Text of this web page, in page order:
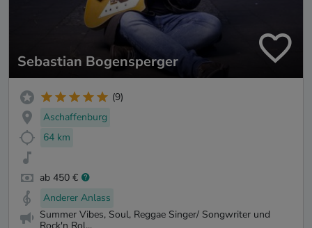
Sebastian Bogensperger
(9)
Aschaffenburg
64 km
ab 450 €
Anderer Anlass
Summer Vibes, Soul, Reggae Singer/ Songwriter und